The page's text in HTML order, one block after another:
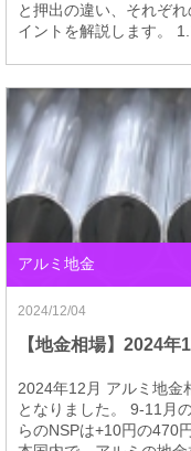
と押出の違い、それぞ
イントを解説します。
アルミ地金
2024/12/04
【地金相場】2024
2024年12月 アルミ地金
となりました。 9-11月
らのNSPは+10円の470